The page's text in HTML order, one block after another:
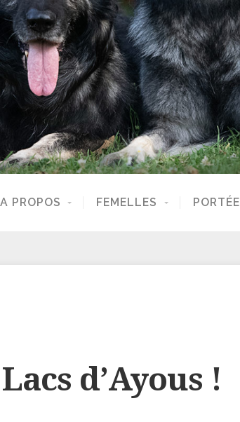
A PROPOS FEMELLES PORTÉE
d’Ayous !